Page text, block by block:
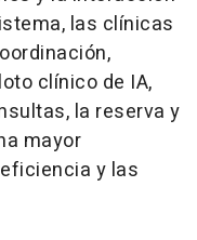
las clínicas
clínico de IA,
la reserva y
mayor
y las